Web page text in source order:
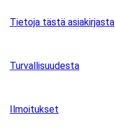
Tietoja tästä asiakirjasta
Turvallisuudesta
Ilmoitukset